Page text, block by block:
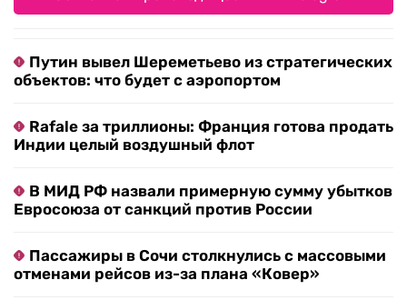
Путин вывел Шереметьево из стратегических
объектов: что будет с аэропортом
Rafale за триллионы: Франция готова продать
Индии целый воздушный флот
В МИД РФ назвали примерную сумму убытков
Евросоюза от санкций против России
Пассажиры в Сочи столкнулись с массовыми
отменами рейсов из-за плана «Ковер»